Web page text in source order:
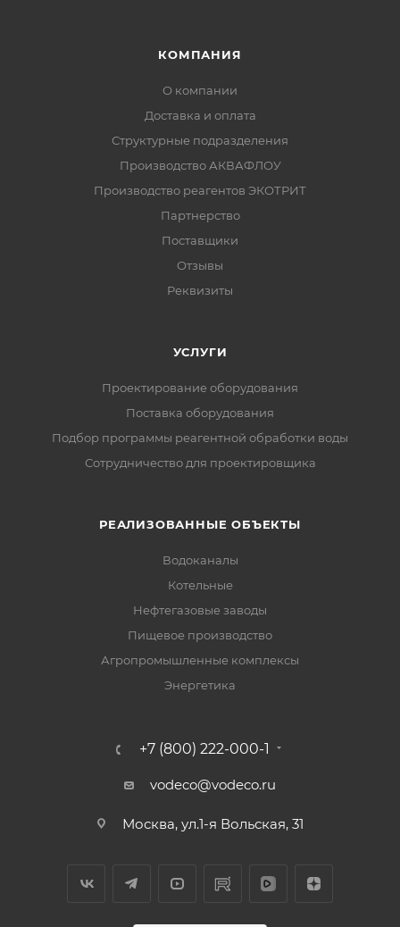
КОМПАНИЯ
О компании
Доставка и оплата
Структурные подразделения
Производство АКВАФЛОУ
Производство реагентов ЭКОТРИТ
Партнерство
Поставщики
Отзывы
Реквизиты
УСЛУГИ
Проектирование оборудования
Поставка оборудования
Подбор программы реагентной обработки воды
Сотрудничество для проектировщика
РЕАЛИЗОВАННЫЕ ОБЪЕКТЫ
Водоканалы
Котельные
Нефтегазовые заводы
Пищевое производство
Агропромышленные комплексы
Энергетика
+7 (800) 222-000-1
vodeco@vodeco.ru
Москва, ул.1-я Вольская, 31